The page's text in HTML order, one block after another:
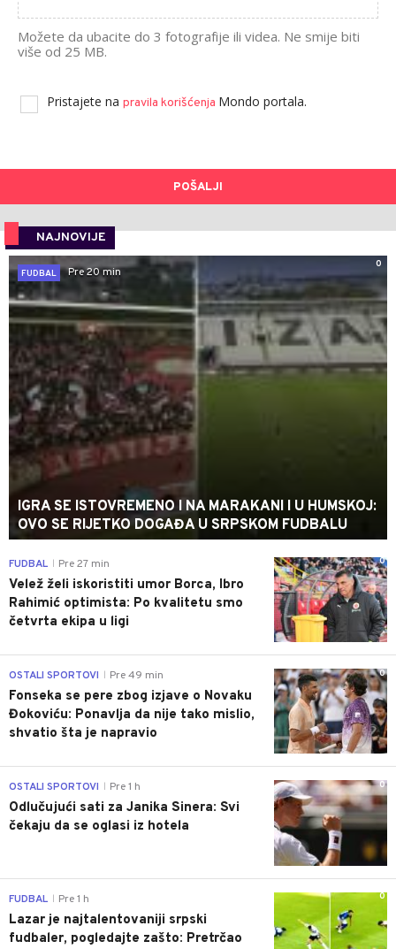
Možete da ubacite do 3 fotografije ili videa. Ne smije biti
više od 25 MB.
Pristajete na pravila korišćenja Mondo portala.
POŠALJI
NAJNOVIJE
0
FUDBAL
Pre 20 min
IGRA SE ISTOVREMENO I NA MARAKANI I U HUMSKOJ:
OVO SE RIJETKO DOGAĐA U SRPSKOM FUDBALU
0
FUDBAL Pre 27 min
Velež želi iskoristiti umor Borca, Ibro
Rahimić optimista: Po kvalitetu smo
četvrta ekipa u ligi
0
OSTALI SPORTOVI Pre 49 min
Fonseka se pere zbog izjave o Novaku
Đokoviću: Ponavlja da nije tako mislio,
shvatio šta je napravio
0
OSTALI SPORTOVI Pre 1 h
Odlučujući sati za Janika Sinera: Svi
čekaju da se oglasi iz hotela
0
FUDBAL Pre 1 h
Lazar je najtalentovaniji srpski
fudbaler, pogledajte zašto: Pretrčao